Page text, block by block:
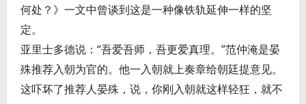
何处？》一文中曾谈到这是一种像铁轨延伸一样的坚
定。
亚里士多德说：“吾爱吾师，吾更爱真理。”范仲淹是晏
殊推荐入朝为官的。他一入朝就上奏章给朝廷提意见。
这吓坏了推荐人晏殊，说，你刚入朝就这样轻狂，就不